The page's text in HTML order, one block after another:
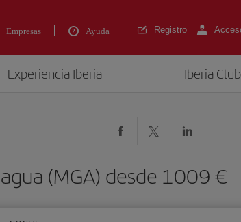
Empresas Ayuda Registro
Experiencia Iberia Iberia Club
(MGA) desde 1009 €